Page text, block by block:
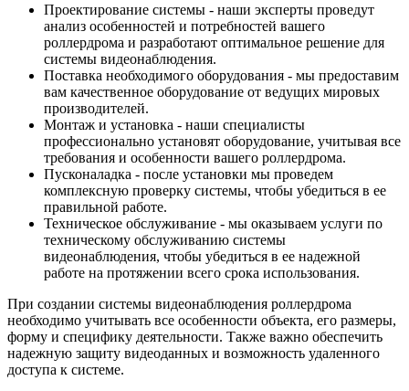
Проектирование системы - наши эксперты проведут
анализ особенностей и потребностей вашего
роллердрома и разработают оптимальное решение для
системы видеонаблюдения.
Поставка необходимого оборудования - мы предоставим
вам качественное оборудование от ведущих мировых
производителей.
Монтаж и установка - наши специалисты
профессионально установят оборудование, учитывая все
требования и особенности вашего роллердрома.
Пусконаладка - после установки мы проведем
комплексную проверку системы, чтобы убедиться в ее
правильной работе.
Техническое обслуживание - мы оказываем услуги по
техническому обслуживанию системы
видеонаблюдения, чтобы убедиться в ее надежной
работе на протяжении всего срока использования.
При создании системы видеонаблюдения роллердрома
необходимо учитывать все особенности объекта, его размеры,
форму и специфику деятельности. Также важно обеспечить
надежную защиту видеоданных и возможность удаленного
доступа к системе.